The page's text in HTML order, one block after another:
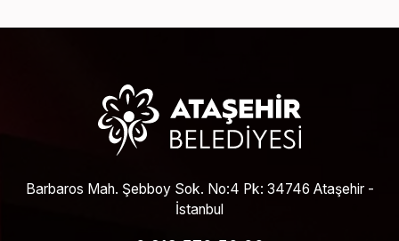
Barbaros Mah. Şebboy Sok. No:4 Pk: 34746 Ataşehir -
İstanbul